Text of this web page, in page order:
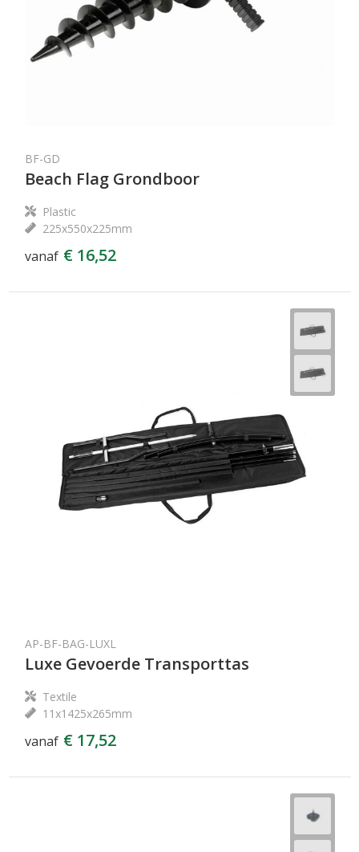
BF-GD
Beach Flag Grondboor
Plastic
225x550x225mm
vanaf € 16,52
AP-BF-BAG-LUXL
Luxe Gevoerde Transporttas
Textile
11x1425x265mm
vanaf € 17,52